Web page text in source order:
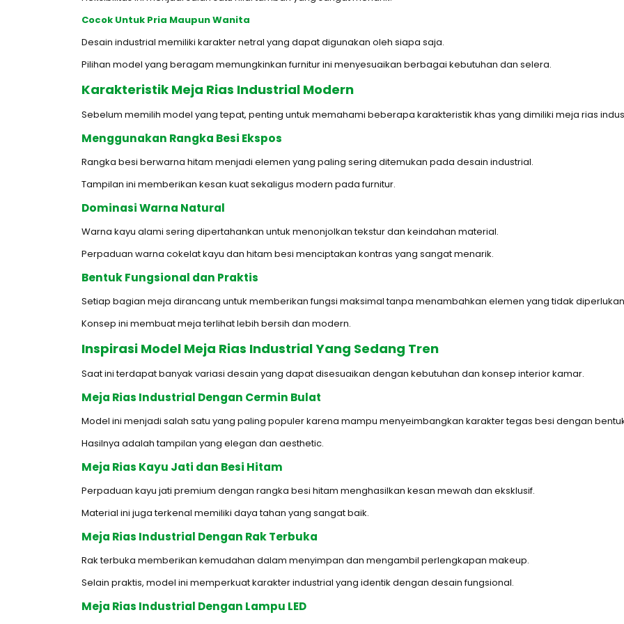
Cocok Untuk Pria Maupun Wanita
Desain industrial memiliki karakter netral yang dapat digunakan oleh siapa saja.
Pilihan model yang beragam memungkinkan furnitur ini menyesuaikan berbagai kebutuhan dan selera.
Karakteristik Meja Rias Industrial Modern
Sebelum memilih model yang tepat, penting untuk memahami beberapa karakteristik khas yang dimiliki meja rias
Menggunakan Rangka Besi Ekspos
Rangka besi berwarna hitam menjadi elemen yang paling sering ditemukan pada desain industrial.
Tampilan ini memberikan kesan kuat sekaligus modern pada furnitur.
Dominasi Warna Natural
Warna kayu alami sering dipertahankan untuk menonjolkan tekstur dan keindahan material.
Perpaduan warna cokelat kayu dan hitam besi menciptakan kontras yang sangat menarik.
Bentuk Fungsional dan Praktis
Setiap bagian meja dirancang untuk memberikan fungsi maksimal tanpa menambahkan elemen yang tidak
Konsep ini membuat meja terlihat lebih bersih dan modern.
Inspirasi Model Meja Rias Industrial Yang Sedang Tren
Saat ini terdapat banyak variasi desain yang dapat disesuaikan dengan kebutuhan dan konsep interior kamar.
Meja Rias Industrial Dengan Cermin Bulat
Model ini menjadi salah satu yang paling populer karena mampu menyeimbangkan karakter tegas besi dengan
Hasilnya adalah tampilan yang elegan dan aesthetic.
Meja Rias Kayu Jati dan Besi Hitam
Perpaduan kayu jati premium dengan rangka besi hitam menghasilkan kesan mewah dan eksklusif.
Material ini juga terkenal memiliki daya tahan yang sangat baik.
Meja Rias Industrial Dengan Rak Terbuka
Rak terbuka memberikan kemudahan dalam menyimpan dan mengambil perlengkapan makeup.
Selain praktis, model ini memperkuat karakter industrial yang identik dengan desain fungsional.
Meja Rias Industrial Dengan Lampu LED